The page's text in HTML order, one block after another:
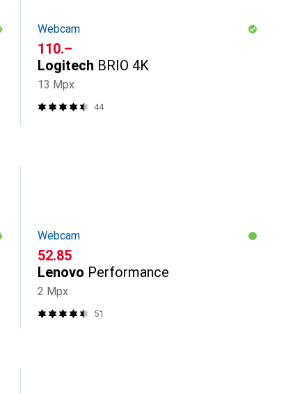
Webcam
CHF
110.–
Logitech BRIO 4K
13 Mpx
44
Webcam
CHF
52.85
Lenovo Performance
2 Mpx
51